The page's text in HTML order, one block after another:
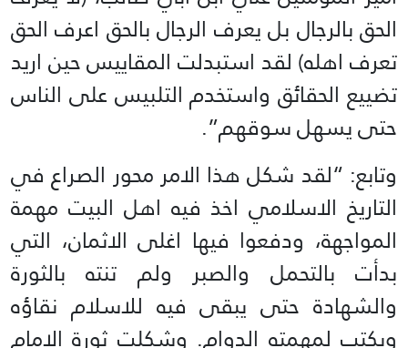
الحق بالرجال بل يعرف الرجال بالحق اعرف الحق
تعرف اهله) لقد استبدلت المقاييس حين اريد
تضييع الحقائق واستخدم التلبيس على الناس
حتى يسهل سوقهم”.
وتابع: “لقد شكل هذا الامر محور الصراع في
التاريخ الاسلامي اخذ فيه اهل البيت مهمة
المواجهة، ودفعوا فيها اغلى الاثمان، التي
بدأت بالتحمل والصبر ولم تنته بالثورة
والشهادة حتى يبقى فيه للاسلام نقاؤه
ويكتب لمهمته الدوام. وشكلت ثورة الامام